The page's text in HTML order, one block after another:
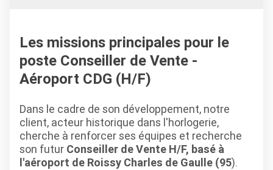
Les missions principales pour le
poste Conseiller de Vente -
Aéroport CDG (H/F)
Dans le cadre de son développement, notre
client, acteur historique dans l'horlogerie,
cherche à renforcer ses équipes et recherche
son futur Conseiller de Vente H/F, basé à
l'aéroport de Roissy Charles de Gaulle (95).